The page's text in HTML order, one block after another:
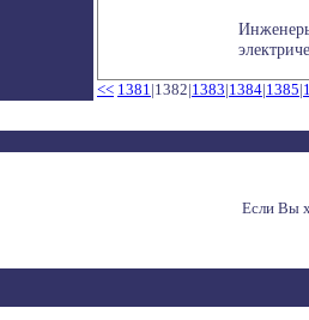
<< 1381|1382|1383|1384|1385|
Если Вы